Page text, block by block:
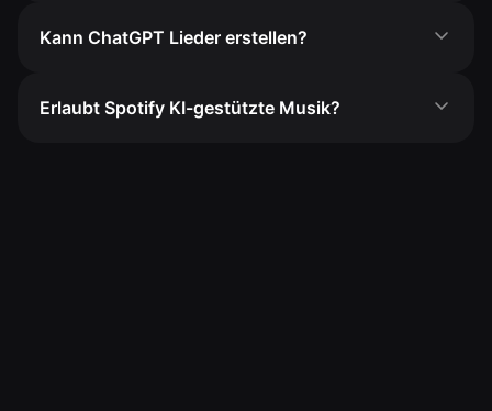
Kann ChatGPT Lieder erstellen?
Erlaubt Spotify KI-gestützte Musik?